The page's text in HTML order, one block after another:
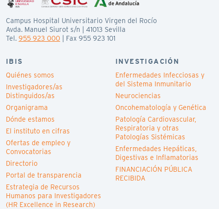
Campus Hospital Universitario Virgen del Rocío
Avda. Manuel Siurot s/n | 41013 Sevilla
Tel. 955 923 000 | Fax 955 923 101
IBIS
Quiénes somos
Investigadores/as
Distinguidos/as
Organigrama
Dónde estamos
El instituto en cifras
Ofertas de empleo y
Convocatorias
Directorio
Portal de transparencia
Estrategia de Recursos
Humanos para Investigadores
(HR Excellence in Research)
INVESTIGACIÓN
Enfermedades Infecciosas y
del Sistema Inmunitario
Neurociencias
Oncohematología y Genética
Patología Cardiovascular,
Respiratoria y otras
Patologías Sistémicas
Enfermedades Hepáticas,
Digestivas e Inflamatorias
FINANCIACIÓN PÚBLICA
RECIBIDA